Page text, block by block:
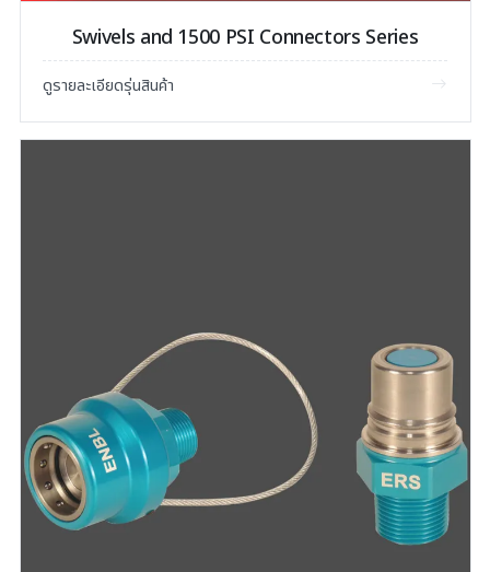
Swivels and 1500 PSI Connectors Series
ดูรายละเอียดรุ่นสินค้า